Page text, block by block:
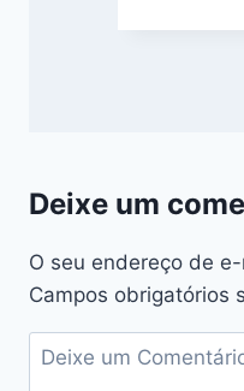
Deixe um
O seu endereço de
Campos obrigatórios